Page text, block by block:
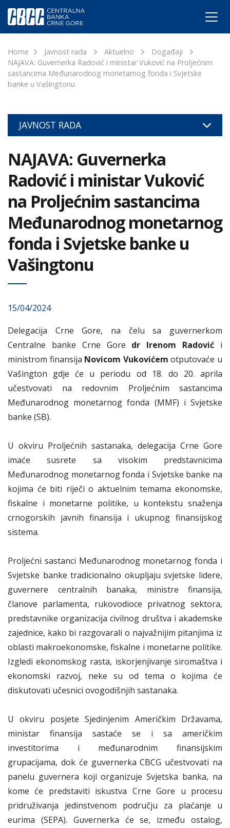
Home Javnost rada Aktuelno
Događaji
NAJAVA: Guvernerka Radović i ministar Vuković na Proljećnim
sastancima Međunarodnog monetarnog fonda i Svjetske
banke u Vašingtonu
JAVNOST RADA
NAJAVA: Guvernerka
Radović i ministar Vuković
na Proljećnim sastancima
Međunarodnog monetarnog
fonda i Svjetske banke u
Vašingtonu
15/04/2024
Delegacija Crne Gore, na čelu sa guvernerkom
Centralne banke Crne Gore dr Irenom Radović i
ministrom finansija Novicom Vukovićem otputovaće u
Vašington gdje će u periodu od 18. do 20. aprila
učestvovati na redovnim Proljećnim sastancima
Međunarodnog monetarnog fonda (MMF) i Svjetske
banke (SB).
U okviru Proljećnih sastanaka, delegacija Crne Gore
imaće susrete sa visokim predstavnicima
Međunarodnog monetarnog fonda i Svjetske banke na
kojima će biti riječi o aktuelnim temama ekonomske,
fiskalne i monetarne politike, u kontekstu snaženja
crnogorskih javnih finansija i ukupnog finansijskog
sistema.
Proljećni sastanci Međunarodnog monetarnog fonda i
Svjetske banke tradicionalno okupljaju svjetske lidere,
guvernere centralnih banaka, ministre finansija,
članove parlamenta, rukovodioce privatnog sektora,
predstavnike organizacija civilnog društva i akademske
zajednice, kako bi razgovarali o najvažnijim pitanjima iz
oblasti makroekonomske, fiskalne i monetarne politike.
Izgledi ekonomskog rasta, iskorjenjivanje siromaštva i
ekonomski razvoj, neke su od tema o kojima će
diskutovati učesnici ovogodišnjih sastanaka.
U okviru posjete Sjedinjenim Američkim Državama,
ministar finansija sastaće se i sa američkim
investitorima i međunarodnim finansijskim
grupacijama, dok će guvernerka CBCG učestvovati na
panelu guvernera koji organizuje Svjetska banka, na
kome će predstaviti iskustva Crne Gore u procesu
pridruživanja jedinstvenom području za plaćanje u
eurima (SEPA). Guvernerka će se, između ostalog,